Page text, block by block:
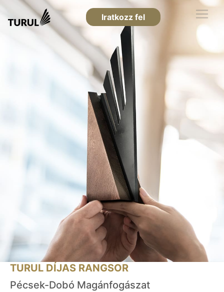
Iratkozz fel
TURUL DÍJAS RANGSOR
Pécsek-Dobó Magánfogászat